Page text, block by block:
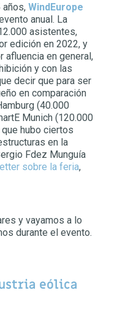
WindEurope
anual. La
asistentes,
edición en 2022, y
afluencia en general,
y con las
decir que para ser
en comparación
(40.000
Munich (120.000
hubo ciertos
en la
Fdez Munguía
sobre la feria,
y vayamos a lo
durante el evento.
eólica